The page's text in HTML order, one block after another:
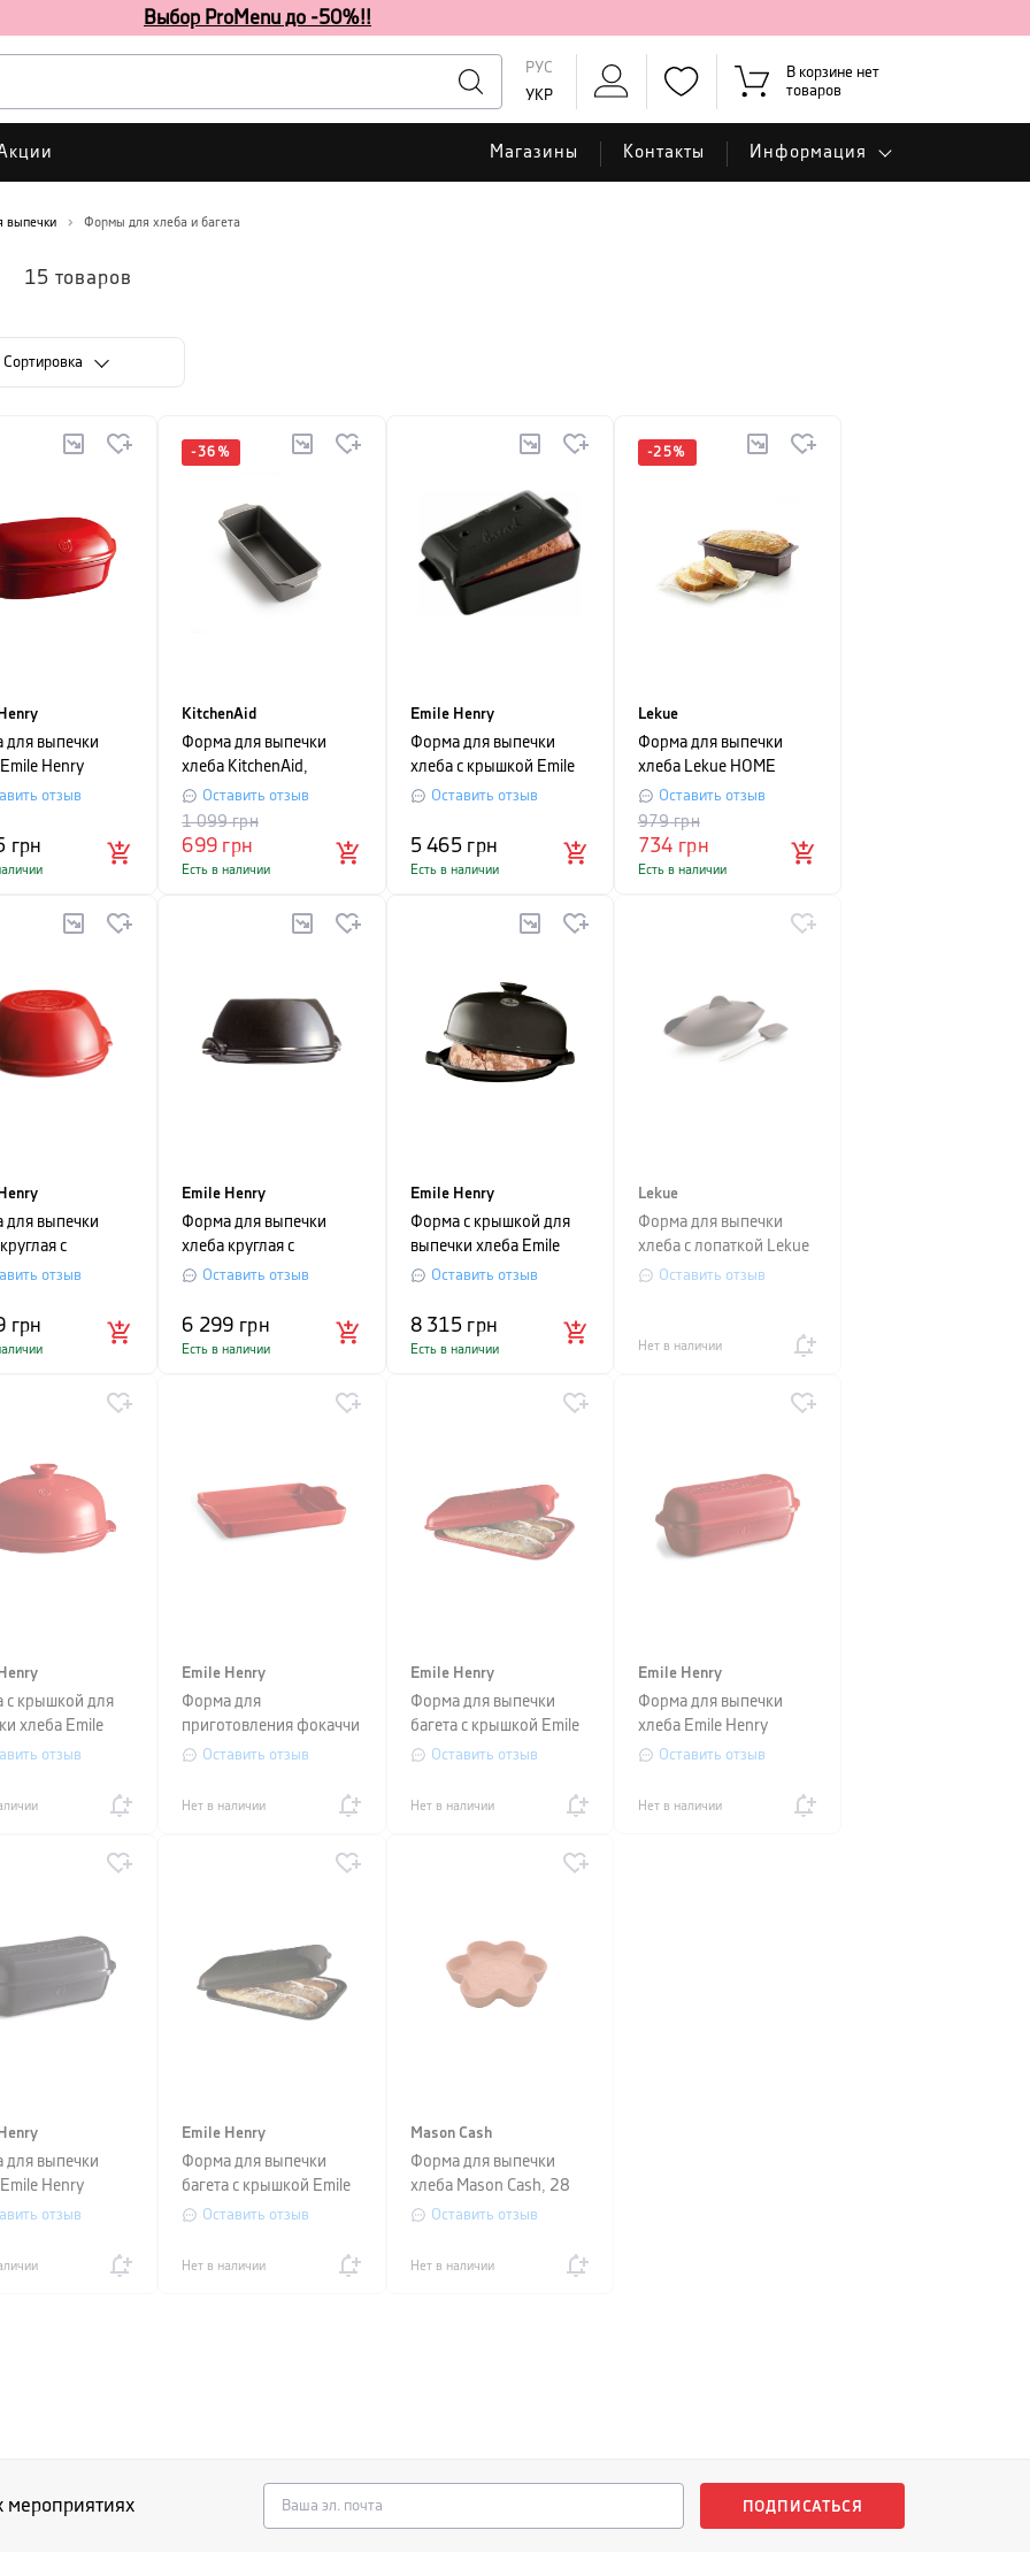
Выбор ProMenu до -50%!!
РУС
УКР
В корзине нет
товаров
Магазины Контакты Информация
выпечки Формы для хлеба и багета
15 товаров
Cортировка
для выпечки
Henry
BREAD,
отзыв
грн
-36 %
KitchenAid
Форма для выпечки
хлеба KitchenAid,
27х11х8 см, серый
Оставить отзыв
699 грн
1 099грн
Есть в наличии
Emile Henry
Форма для выпечки
хлеба с крышкой Emile
Henry, 28x15x12 см,
Оставить отзыв
5 465 грн
Есть в наличии
-25%
Lekue
Форма для выпечки
хлеба Lekue HOME
BREAD, 6х25х10 см,
коричневый
Оставить отзыв
734 грн
979грн
Есть в наличии
для выпечки
с
Emile Henry
см,
отзыв
грн
Emile Henry
Форма для выпечки
хлеба круглая с
крышкой Emile Henry
керамика,
32,5x29,5x14 см,
Оставить отзыв
6 299 грн
Есть в наличии
Emile Henry
Форма с крышкой для
выпечки хлеба Emile
Henry, 33,5x28,5x16,5
Оставить отзыв
8 315 грн
Есть в наличии
Lekue
Форма для выпечки
хлеба с лопаткой Lekue
HOME BREAD,
предмета
Оставить отзыв
Нет в наличии
с крышкой для
хлеба Emile
33,5x28,5x16,5
отзыв
Emile Henry
Форма для
приготовления фокаччи
Emile Henry COOKING
31,5х40,39х4,5 см,
Оставить отзыв
Нет в наличии
Emile Henry
Форма для выпечки
багета с крышкой Emile
Henry, 39х24 см,
Оставить отзыв
Нет в наличии
Emile Henry
Форма для выпечки
хлеба Emile Henry
COOKING TOOLS,
красный
Оставить отзыв
Нет в наличии
для выпечки
Henry
TOOLS,
отзыв
Emile Henry
Форма для выпечки
багета с крышкой Emile
Henry SPECIALIZED
39х24х10 см, черный
Оставить отзыв
Нет в наличии
Mason Cash
Форма для выпечки
хлеба Mason Cash, 28
см Оставить отзыв
Нет в наличии
мероприятиях ПОДПИСАТЬСЯ